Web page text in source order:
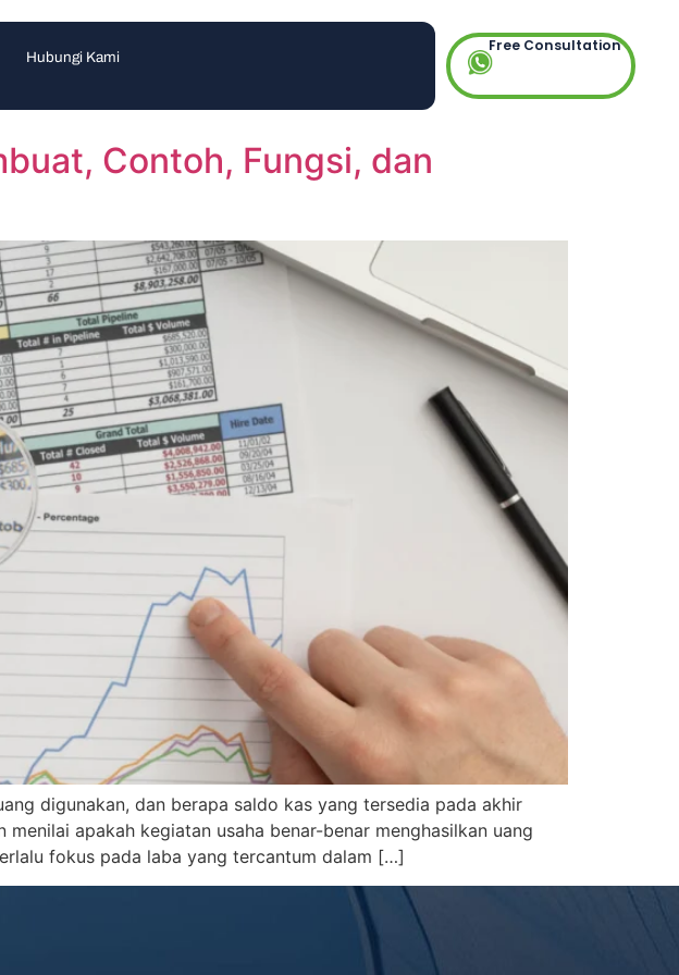
Hubungi Kami
Free Consultation
Contoh, Fungsi, dan
digunakan, dan berapa saldo kas yang tersedia pada akhir
apakah kegiatan usaha benar-benar menghasilkan uang
fokus pada laba yang tercantum dalam […]